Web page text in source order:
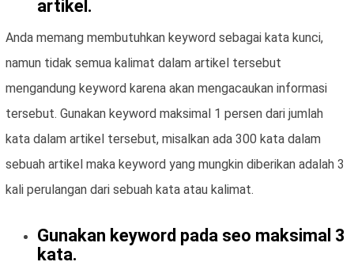
artikel.
Anda memang membutuhkan keyword sebagai kata kunci,
namun tidak semua kalimat dalam artikel tersebut
mengandung keyword karena akan mengacaukan informasi
tersebut. Gunakan keyword maksimal 1 persen dari jumlah
kata dalam artikel tersebut, misalkan ada 300 kata dalam
sebuah artikel maka keyword yang mungkin diberikan adalah 3
kali perulangan dari sebuah kata atau kalimat.
Gunakan keyword pada seo maksimal 3
kata.